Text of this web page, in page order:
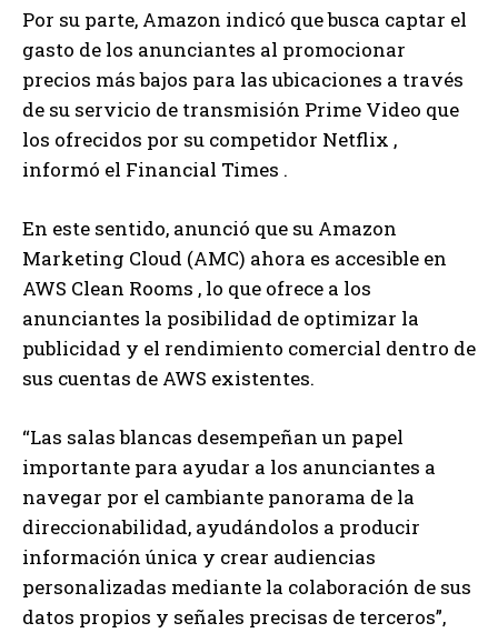
Por su parte, Amazon indicó que busca captar el
gasto de los anunciantes al promocionar
precios más bajos para las ubicaciones a través
de su servicio de transmisión Prime Video que
los ofrecidos por su competidor Netflix ,
informó el Financial Times .
En este sentido, anunció que su Amazon
Marketing Cloud (AMC) ahora es accesible en
AWS Clean Rooms , lo que ofrece a los
anunciantes la posibilidad de optimizar la
publicidad y el rendimiento comercial dentro de
sus cuentas de AWS existentes.
“Las salas blancas desempeñan un papel
importante para ayudar a los anunciantes a
navegar por el cambiante panorama de la
direccionabilidad, ayudándolos a producir
información única y crear audiencias
personalizadas mediante la colaboración de sus
datos propios y señales precisas de terceros”,